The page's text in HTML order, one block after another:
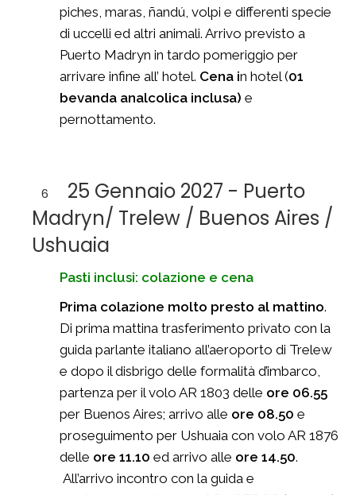
piches, maras, ñandú, volpi e differenti specie
di uccelli ed altri animali. Arrivo previsto a
Puerto Madryn in tardo pomeriggio per
arrivare infine all’ hotel. Cena in hotel (01
bevanda analcolica inclusa) e
pernottamento.
6
25 Gennaio 2027 - Puerto
Madryn/ Trelew / Buenos Aires /
Ushuaia
Pasti inclusi: colazione e cena
Prima colazione molto presto al mattino.
Di prima mattina trasferimento privato con la
guida parlante italiano all’aeroporto di Trelew
e dopo il disbrigo delle formalità d’imbarco,
partenza per il volo AR 1803 delle ore 06.55
per Buenos Aires; arrivo alle ore 08.50 e
proseguimento per Ushuaia con volo AR 1876
delle ore 11.10 ed arrivo alle ore 14.50.
All’arrivo incontro con la guida e